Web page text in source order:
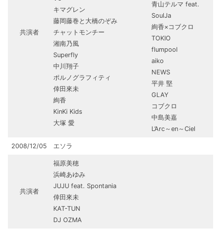
共演者
キマグレン
藤岡藤巻と大橋のぞみ
チャットモンチー
湘南乃風
Superfly
中川翔子
ポルノグラフィティ
倖田來未
絢香
KinKi Kids
大塚 愛
青山テルマ feat.
SoulJa
絢香×コブクロ
TOKIO
flumpool
aiko
NEWS
平井 堅
GLAY
コブクロ
中島美嘉
L’Arc～en～Ciel
2008/12/05 エソラ
共演者
福原美穂
浜崎あゆみ
JUJU feat. Spontania
倖田來未
KAT-TUN
DJ OZMA